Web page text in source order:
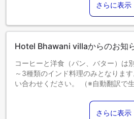
さらに表示
Hotel Bhawani villaからのお知
コーヒーと洋食（パン、バター）は
～3種類のインド料理のみとなりま
い合わせください。 （
されます。この変更はすべてのご予
アウト時に差額を追加でお支払いい
さらに表示